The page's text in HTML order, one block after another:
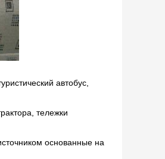
автобус,
тележки
основанные на